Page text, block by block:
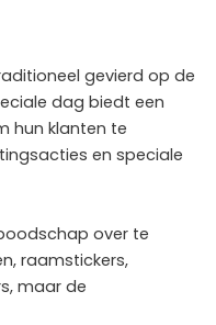
gevierd op de
dag biedt een
hun klanten te
en speciale
over te
raamstickers,
maar de